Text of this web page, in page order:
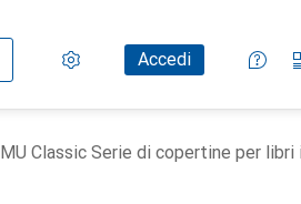
Impostazioni
Conto clienteAccedi
Liste di confronto
Liste dei desideri
Carrello
MU Classic Serie di copertine per